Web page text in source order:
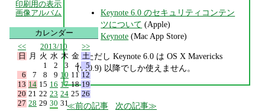
Keynote 6.0 のセキュリティコンテン
ツについて (Apple)
Keynote (Mac App Store)
ただし Keynote 6.0 は OS X Mavericks
(v10.9) 以降でしか使えません。
前の記事 次の記事
印刷用の表示
画像アルバム
カレンダー
<<
2013/10
>>
日
月 火 水 木 金 土
1
2 3 4
5
6
7 8 9 10 11 12
13 14 15 16 17 18 19
20 21 22 23 24 25 26
27 28 29 30 31